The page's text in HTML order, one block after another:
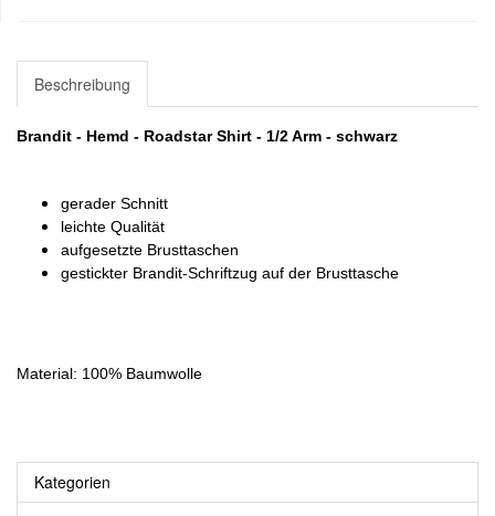
Beschreibung
Brandit - Hemd - Roadstar Shirt - 1/2 Arm - schwarz
gerader Schnitt
leichte Qualität
aufgesetzte Brusttaschen
gestickter Brandit-Schriftzug auf der Brusttasche
Material: 100% Baumwolle
Kategorien